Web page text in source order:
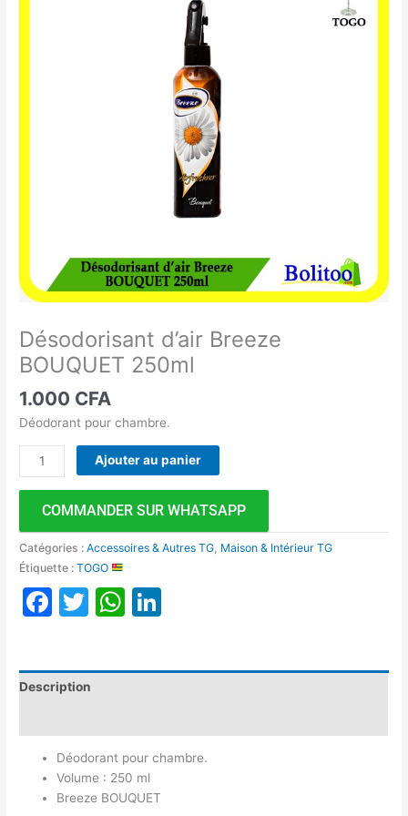
Désodorisant d’air Breeze
BOUQUET 250ml
1.000 CFA
Déodorant pour chambre.
Ajouter au panier
COMMANDER SUR WHATSAPP
Catégories :Accessoires & Autres TG Maison & Intérieur TG
Étiquette :TOGO
Facebook
TwitterWhatsApp
Description
Déodorant pour chambre.
Volume : 250 ml
Breeze BOUQUET